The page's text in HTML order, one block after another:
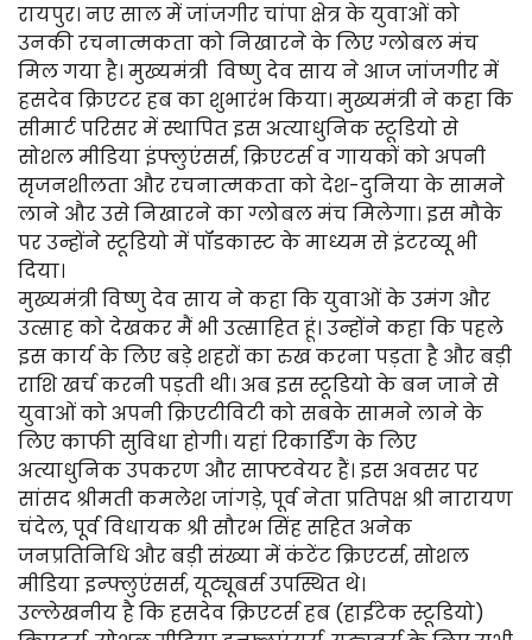
रायपुर। नए साल में जांजगीर चांपा क्षेत्र के युवाओं को
उनकी रचनात्मकता को निखारने के लिए ग्लोबल मंच
मिल गया है। मुख्यमंत्री विष्णु देव साय ने आज जांजगीर में
हसदेव क्रिएटर हब का शुभारंभ किया। मुख्यमंत्री ने कहा कि
सीमार्ट परिसर में स्थापित इस अत्याधुनिक स्टूडियो से
सोशल मीडिया इंफ्लुएंसर्स, क्रिएटर्स व गायकों को अपनी
सृजनशीलता और रचनात्मकता को देश-दुनिया के सामने
लाने और उसे निखारने का ग्लोबल मंच मिलेगा। इस मौके
पर उन्होंने स्टूडियो में पॉडकास्ट के माध्यम से इंटरव्यू भी
दिया।
मुख्यमंत्री विष्णु देव साय ने कहा कि युवाओं के उमंग और
उत्साह को देखकर मैं भी उत्साहित हूं। उन्होंने कहा कि पहले
इस कार्य के लिए बड़े शहरों का रुख करना पड़ता है और बड़ी
राशि खर्च करनी पड़ती थी। अब इस स्टूडियो के बन जाने से
युवाओं को अपनी क्रिएटीविटी को सबके सामने लाने के
लिए काफी सुविधा होगी। यहां रिकार्डिंग के लिए
अत्याधुनिक उपकरण और साफ्टवेयर हैं। इस अवसर पर
सांसद श्रीमती कमलेश जांगड़े, पूर्व नेता प्रतिपक्ष श्री नारायण
चंदेल, पूर्व विधायक श्री सौरभ सिंह सहित अनेक
जनप्रतिनिधि और बड़ी संख्या में कंटेंट क्रिएटर्स, सोशल
मीडिया इन्फ्लुएंसर्स, यूट्यूबर्स उपस्थित थे।
उल्लेखनीय है कि हसदेव क्रिएटर्स हब (हाईटेक स्टूडियो)